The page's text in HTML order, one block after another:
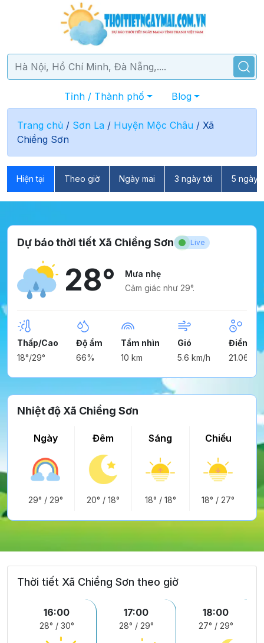
Tỉnh / Thành phố Blog
Trang chủ / Sơn La / Huyện Mộc Châu / Xã
Chiềng Sơn
Hiện tại Theo giờ Ngày mai 3 ngày tới 5 ngày
Dự báo thời tiết Xã Chiềng Sơn Live
28°
Mưa nhẹ
Cảm giác như 29°.
Thấp/Cao
18°/29°
Độ ẩm
66%
Tầm nhìn
10 km
Gió
5.6 km/h
Điểm
21.06°
Nhiệt độ Xã Chiềng Sơn
Ngày
29° / 29°
Đêm
20° / 18°
Sáng
18° / 18°
Chiều
18° /27°
Thời tiết Xã Chiềng Sơn theo giờ
16:00
28° / 30°
17:00
28° / 29°
18:00
27° / 29°